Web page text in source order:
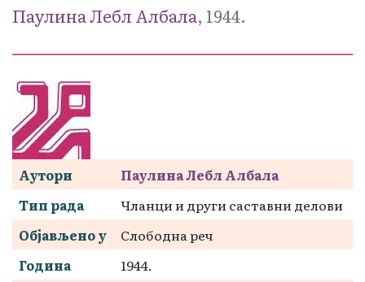
Паулина Лебл Албала, 1944.
Аутори
Паулина Лебл Албала
Тип рада
Чланци и други саставни делови
Објављено у
Слободна реч
Година
1944.